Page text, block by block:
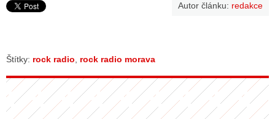
STÁT BLOGEREM
BLOGERA
Autor článku: redakce
Štítky: rock radio, rock radio morava